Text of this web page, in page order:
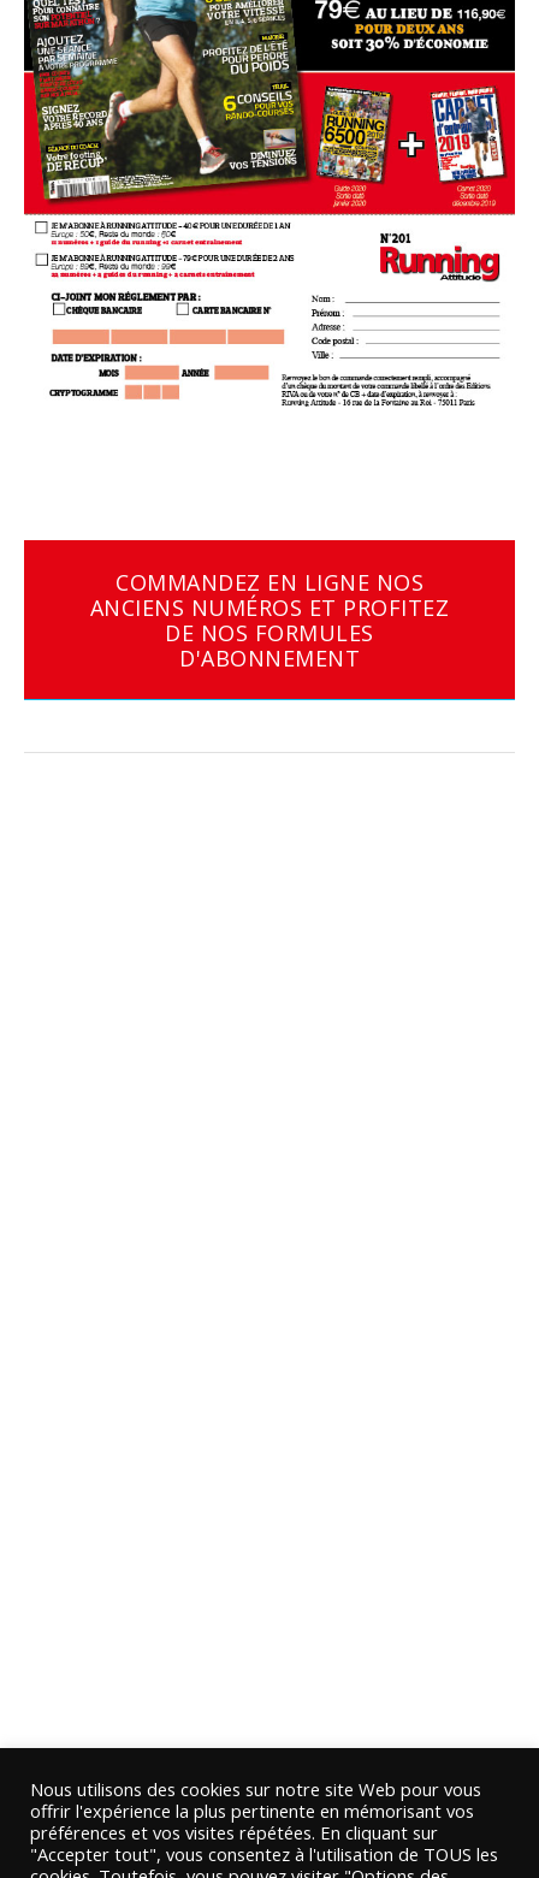
COMMANDEZ EN LIGNE NOS
ANCIENS NUMÉROS ET PROFITEZ
DE NOS FORMULES
D'ABONNEMENT
Nous utilisons des cookies sur notre site Web pour vous
offrir l'expérience la plus pertinente en mémorisant vos
préférences et vos visites répétées. En cliquant sur
"Accepter tout", vous consentez à l'utilisation de TOUS les